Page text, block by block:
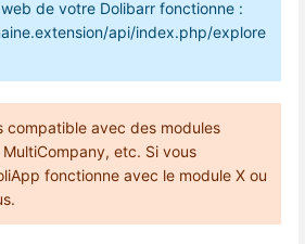
web de votre Dolibarr fonctionne :
api/index.php/explore
compatible avec des modules
etc. Si vous
fonctionne avec le module X ou